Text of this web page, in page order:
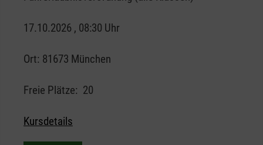
17.10.2026 , 08:30 Uhr
Ort: 81673 München
Freie Plätze: 20
Kursdetails